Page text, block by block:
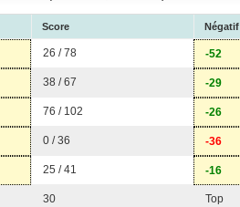
Score Négatif
26 / 78 -52
38 / 67 -29
76 / 102 -26
0 / 36 -36
25 / 41 -16
30 Top